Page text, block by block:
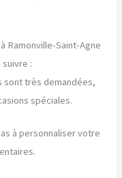
Ramonville-Saint-Agne
:
sont très demandées,
spéciales.
à personnaliser votre